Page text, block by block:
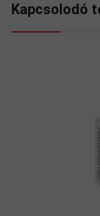
Kapcsolodó